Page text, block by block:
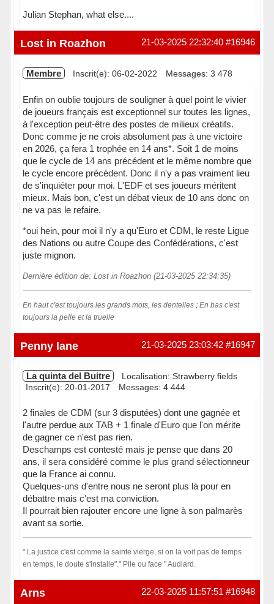
Julian Stephan, what else....
Hors ligne #16946
21-03-2025 22:32:40
Lost in Roazhon
Membre Inscrit(e): 06-02-2022 Messages: 3 478
Enfin on oublie toujours de souligner à quel point le vivier
de joueurs français est exceptionnel sur toutes les lignes,
à l'exception peut-être des postes de milieux créatifs.
Donc comme je ne crois absolument pas à une victoire
en 2026, ça fera 1 trophée en 14 ans*. Soit 1 de moins
que le cycle de 14 ans précédent et le même nombre que
le cycle encore précédent. Donc il n'y a pas vraiment lieu
de s'inquiéter pour moi. L'EDF et ses joueurs méritent
mieux. Mais bon, c'est un débat vieux de 10 ans donc on
ne va pas le refaire.
*oui hein, pour moi il n'y a qu'Euro et CDM, le reste Ligue
des Nations ou autre Coupe des Confédérations, c'est
juste mignon.
Dernière édition de: Lost in Roazhon (21-03-2025 22:34:35)
En haut c'est toujours les grands mots, les dentelles ; En bas c'est
toujours la pelle et la truelle
Hors ligne #16947
21-03-2025 23:03:42
Penny lane
La quinta del Buitre
Localisation: Strawberry fields
Inscrit(e): 20-01-2017
Messages: 4 444
2 finales de CDM (sur 3 disputées) dont une gagnée et
l'autre perdue aux TAB + 1 finale d'Euro que l'on mérite
de gagner ce n'est pas rien.
Deschamps est contesté mais je pense que dans 20
ans, il sera considéré comme le plus grand sélectionneur
que la France ai connu.
Quelques-uns d'entre nous ne seront plus là pour en
débattre mais c'est ma conviction.
Il pourrait bien rajouter encore une ligne à son palmarès
avant sa sortie.
" La justice c'est comme la sainte vierge, si on la voit pas de temps
en temps, le doute s'installe"." Pile ou face " Audiard.
Hors ligne #16948
22-03-2025 11:57:51
Arns